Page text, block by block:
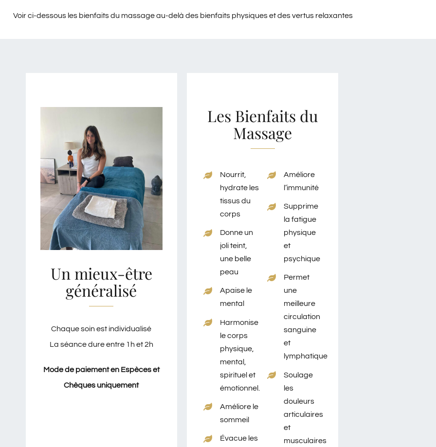
Voir ci-dessous les bienfaits du massage au-delà des bienfaits physiques et des vertus relaxantes
Un mieux-être
généralisé
Chaque soin est individualisé
La séance dure entre 1h et 2h
Mode de paiement en Espèces et
Chèques uniquement
Les Bienfaits du
Massage
Nourrit,
hydrate les
tissus du
corps
Donne un
joli teint,
une belle
peau
Apaise le
mental
Harmonise
le corps
physique,
mental,
spirituel et
émotionnel.
Améliore le
sommeil
Évacue les
Améliore
l’immunité
Supprime
la fatigue
physique
et
psychique
Permet
une
meilleure
circulation
sanguine
et
lymphatique
Soulage
les
douleurs
articulaires
et
musculaires